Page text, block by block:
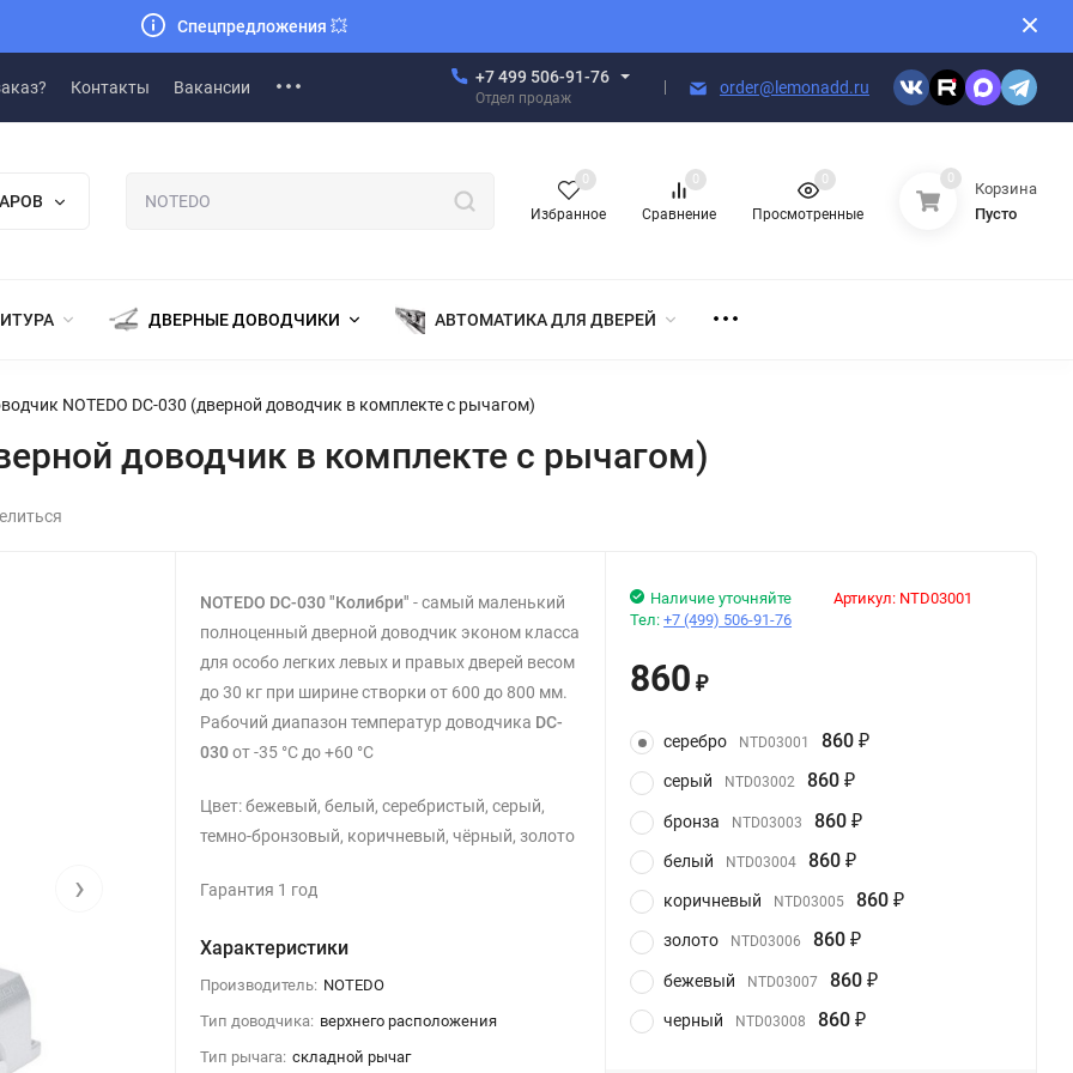
Спецпредложения 💥
Контакты Вакансии
+7 499 506-91-76
Отдел продаж
order@lemonadd.ru
Избранное
0
Сравнение
0
Просмотренные
0 0
Корзина
Пусто
ДВЕРНЫЕ ДОВОДЧИКИ АВТОМАТИКА ДЛЯ ДВЕРЕЙ
NOTEDO DC-030 (дверной доводчик в комплекте с рычагом)
доводчик в комплекте с рычагом)
›
NOTEDO DC-030 "Колибри" - самый маленький
полноценный дверной доводчик эконом класса
для особо легких левых и правых дверей весом
до 30 кг при ширине створки от 600 до 800 мм.
Рабочий диапазон температур доводчика DC-
030от -35 °С до +60 °С
Цвет: бежевый, белый, серебристый, серый,
темно-бронзовый, коричневый, чёрный, золото
Гарантия 1 год
Характеристики
Производитель: NOTEDO
Тип доводчика: верхнего расположения
Тип рычага: складной рычаг
Артикул: NTD03001
Наличие уточняйте
Тел:+7 (499) 506-91-76
860 ₽
серебро NTD03001 860₽
серый NTD03002 860₽
бронза NTD03003 860₽
белый NTD03004 860₽
коричневый NTD03005 860₽
золото NTD03006 860₽
бежевый NTD03007 860₽
черный NTD03008 860₽